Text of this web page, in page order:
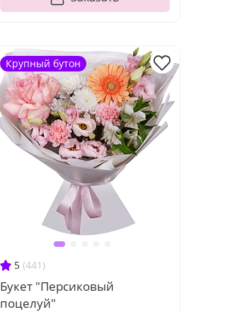
5 (441)
Букет "Персиковый
поцелуй"
Крупный бутон